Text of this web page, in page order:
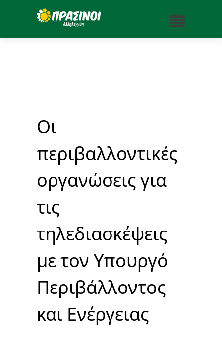
Οι
περιβαλλοντικές
οργανώσεις για
τις
τηλεδιασκέψεις
με τον Υπουργό
Περιβάλλοντος
και Ενέργειας